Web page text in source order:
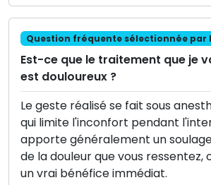
Question fréquente sélectionnée par
Est-ce que le traitement que je
est douloureux ?
Le geste réalisé se fait sous
qui limite l'inconfort pendant
apporte généralement un
de la douleur que vous ressentez,
un vrai bénéfice immédiat.